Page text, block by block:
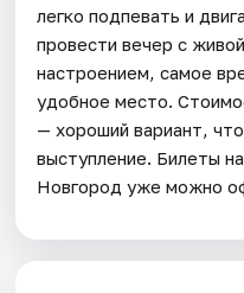
легко подпевать и
провести вечер с
настроением, самое
удобное место.
— хороший вариант,
выступление. Билеты
Новгород уже можно